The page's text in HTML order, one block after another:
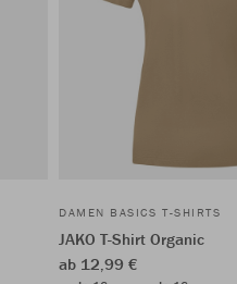
DAMEN BASICS T-SHIRTS
JAKO T-Shirt Organic
ab 12,99 €